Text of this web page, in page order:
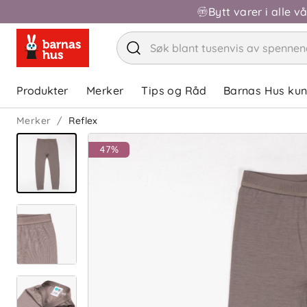
Bytt varer i alle
Produkter Merker Tips og Råd Barnas Hus
Merker Reflex
47%